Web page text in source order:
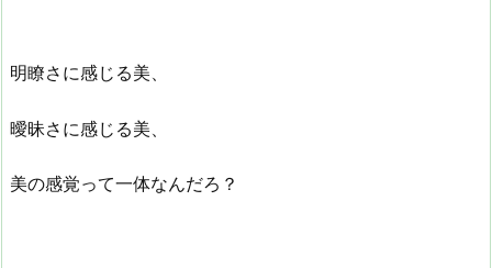
明瞭さに感じる美、
曖昧さに感じる美、
美の感覚って一体なんだろ？